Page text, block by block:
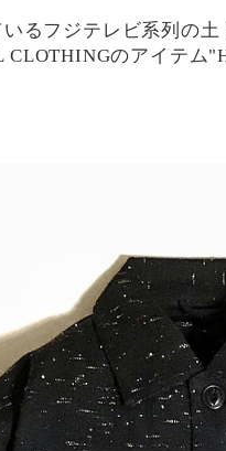
るフジテレビ系列の
CLOTHINGのアイテム